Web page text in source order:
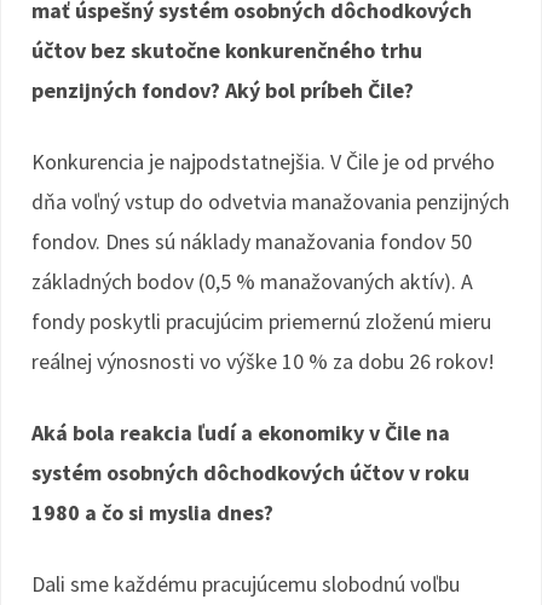
mať úspešný systém osobných dôchodkových
účtov bez skutočne konkurenčného trhu
penzijných fondov? Aký bol príbeh Čile?
Konkurencia je najpodstatnejšia. V Čile je od prvého
dňa voľný vstup do odvetvia manažovania penzijných
fondov. Dnes sú náklady manažovania fondov 50
základných bodov (0,5 % manažovaných aktív). A
fondy poskytli pracujúcim priemernú zloženú mieru
reálnej výnosnosti vo výške 10 % za dobu 26 rokov!
Aká bola reakcia ľudí a ekonomiky v Čile na
systém osobných dôchodkových účtov v roku
1980 a čo si myslia dnes?
Dali sme každému pracujúcemu slobodnú voľbu